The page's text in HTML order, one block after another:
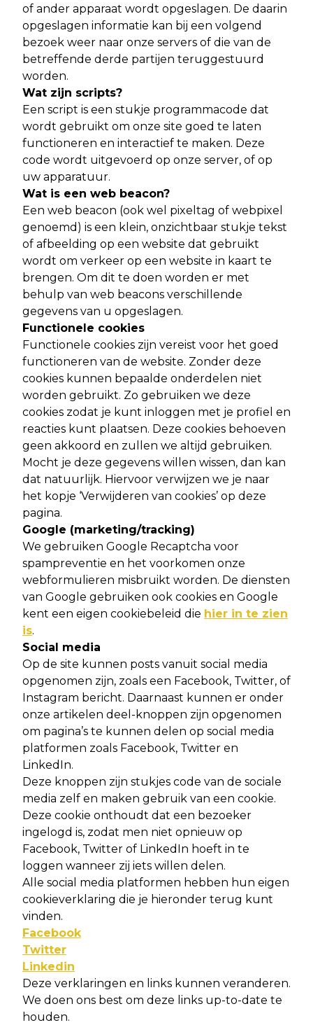
of ander apparaat wordt opgeslagen. De daarin
opgeslagen informatie kan bij een volgend
bezoek weer naar onze servers of die van de
betreffende derde partijen teruggestuurd
worden.
Wat zijn scripts?
Een script is een stukje programmacode dat
wordt gebruikt om onze site goed te laten
functioneren en interactief te maken. Deze
code wordt uitgevoerd op onze server, of op
uw apparatuur.
Wat is een web beacon?
Een web beacon (ook wel pixeltag of webpixel
genoemd) is een klein, onzichtbaar stukje tekst
of afbeelding op een website dat gebruikt
wordt om verkeer op een website in kaart te
brengen. Om dit te doen worden er met
behulp van web beacons verschillende
gegevens van u opgeslagen.
Functionele cookies
Functionele cookies zijn vereist voor het goed
functioneren van de website. Zonder deze
cookies kunnen bepaalde onderdelen niet
worden gebruikt. Zo gebruiken we deze
cookies zodat je kunt inloggen met je profiel en
reacties kunt plaatsen. Deze cookies behoeven
geen akkoord en zullen we altijd gebruiken.
Mocht je deze gegevens willen wissen, dan kan
dat natuurlijk. Hiervoor verwijzen we je naar
het kopje ‘Verwijderen van cookies’ op deze
pagina.
Google (marketing/tracking)
We gebruiken Google Recaptcha voor
spampreventie en het voorkomen onze
webformulieren misbruikt worden. De diensten
van Google gebruiken ook cookies en Google
kent een eigen cookiebeleid die hier in te zien
is.
Social media
Op de site kunnen posts vanuit social media
opgenomen zijn, zoals een Facebook, Twitter, of
Instagram bericht. Daarnaast kunnen er onder
onze artikelen deel-knoppen zijn opgenomen
om pagina’s te kunnen delen op social media
platformen zoals Facebook, Twitter en
LinkedIn.
Deze knoppen zijn stukjes code van de sociale
media zelf en maken gebruik van een cookie.
Deze cookie onthoudt dat een bezoeker
ingelogd is, zodat men niet opnieuw op
Facebook, Twitter of LinkedIn hoeft in te
loggen wanneer zij iets willen delen.
Alle social media platformen hebben hun eigen
cookieverklaring die je hieronder terug kunt
vinden.
Facebook
Twitter
Linkedin
Deze verklaringen en links kunnen veranderen.
We doen ons best om deze links up-to-date te
houden.